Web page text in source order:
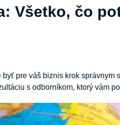
Všetko, čo
pre váš biznis krok
s odborníkom, ktorý vám